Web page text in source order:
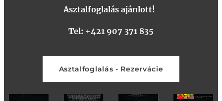
Asztalfoglalás ajánlott!
Tel: +421 907 371 835
Asztalfoglalás - Rezervácie